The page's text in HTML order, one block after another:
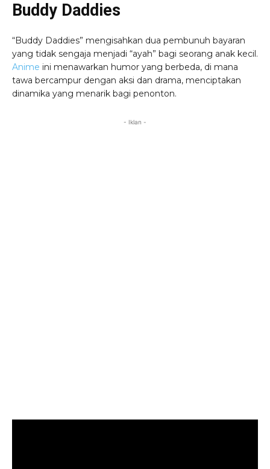
Buddy Daddies
“Buddy Daddies” mengisahkan dua pembunuh bayaran
yang tidak sengaja menjadi “ayah” bagi seorang anak kecil.
Anime ini menawarkan humor yang berbeda, di mana
tawa bercampur dengan aksi dan drama, menciptakan
dinamika yang menarik bagi penonton.
- Iklan -